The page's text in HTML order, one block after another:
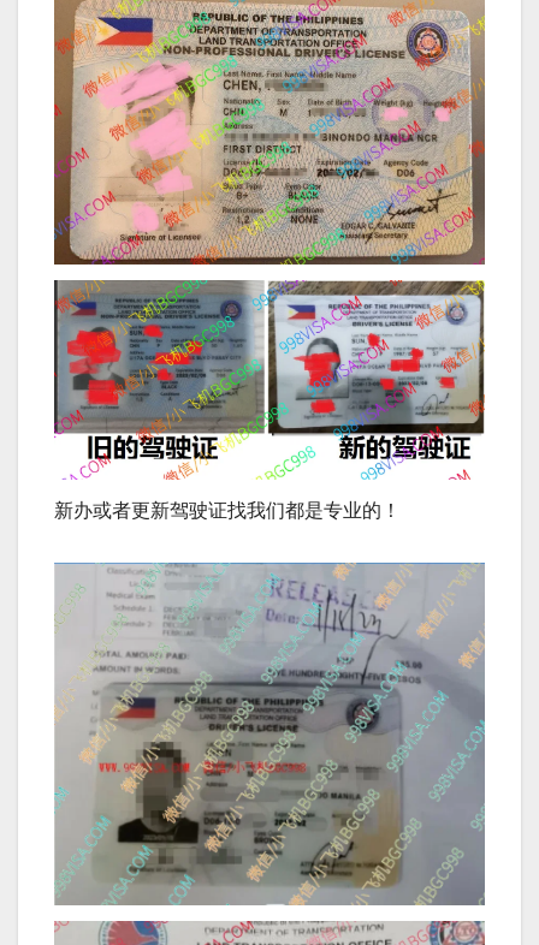
新办或者更新驾驶证找我们都是专业的！